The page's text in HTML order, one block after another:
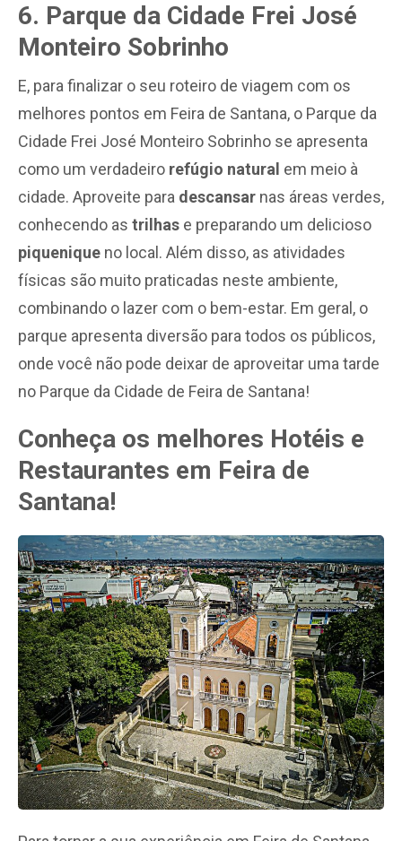
6. Parque da Cidade Frei José
Monteiro Sobrinho
E, para finalizar o seu roteiro de viagem com os
melhores pontos em Feira de Santana, o Parque da
Cidade Frei José Monteiro Sobrinho se apresenta
como um verdadeiro refúgio natural em meio à
cidade. Aproveite para descansar nas áreas verdes,
conhecendo as trilhas e preparando um delicioso
piquenique no local. Além disso, as atividades
físicas são muito praticadas neste ambiente,
combinando o lazer com o bem-estar. Em geral, o
parque apresenta diversão para todos os públicos,
onde você não pode deixar de aproveitar uma tarde
no Parque da Cidade de Feira de Santana!
Conheça os melhores Hotéis e
Restaurantes em Feira de
Santana!